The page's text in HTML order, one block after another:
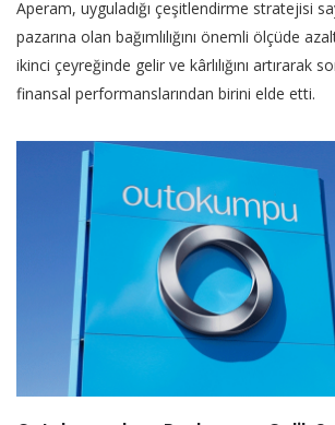
Aperam, uyguladığı çeşitlendirme stratejisi
pazarına olan bağımlılığını önemli ölçüde
ikinci çeyreğinde gelir ve kârlılığını artırarak
finansal performanslarından birini elde etti.